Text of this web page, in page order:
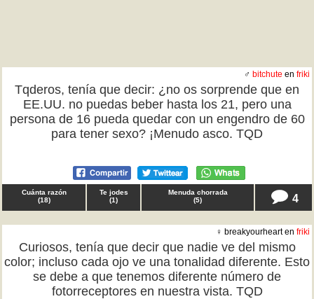
♂ bitchute en friki
Tqderos, tenía que decir: ¿no os sorprende que en
EE.UU. no puedas beber hasta los 21, pero una
persona de 16 pueda quedar con un engendro de 60
para tener sexo? ¡Menudo asco. TQD
Cuánta razón
(18)
Te jodes
(1)
Menuda chorrada
(5) 4
♀ breakyourheart en friki
Curiosos, tenía que decir que nadie ve del mismo
color; incluso cada ojo ve una tonalidad diferente. Esto
se debe a que tenemos diferente número de
fotorreceptores en nuestra vista. TQD